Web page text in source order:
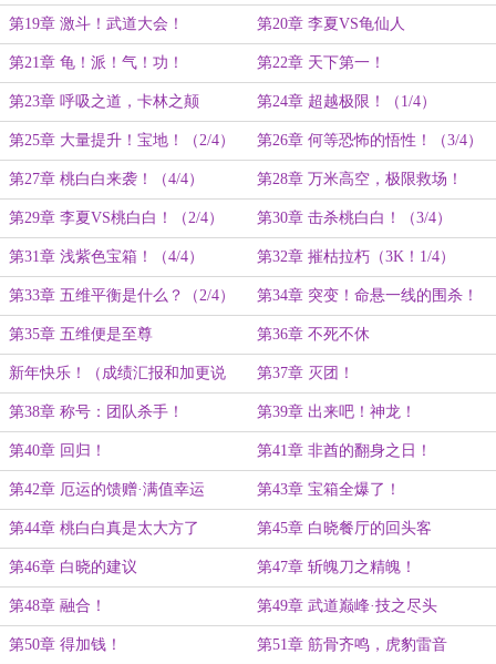
第19章 激斗！武道大会！ 第20章 李夏VS龟仙人
第21章 龟！派！气！功！ 第22章 天下第一！
第23章 呼吸之道，卡林之颠 第24章 超越极限！（1/4）
第25章 大量提升！宝地！（2/4） 第26章 何等恐怖的悟性！（3/4）
第27章 桃白白来袭！（4/4） 第28章 万米高空，极限救场！
（1/4）
第29章 李夏VS桃白白！（2/4） 第30章 击杀桃白白！（3/4）
第31章 浅紫色宝箱！（4/4） 第32章 摧枯拉朽（3K！1/4）
第33章 五维平衡是什么？（2/4） 第34章 突变！命悬一线的围杀！
第35章 五维便是至尊 第36章 不死不休
新年快乐！（成绩汇报和加更说
明）
第37章 灭团！
第38章 称号：团队杀手！ 第39章 出来吧！神龙！
第40章 回归！ 第41章 非酋的翻身之日！
第42章 厄运的馈赠·满值幸运 第43章 宝箱全爆了！
第44章 桃白白真是太大方了 第45章 白晓餐厅的回头客
第46章 白晓的建议 第47章 斩魄刀之精魄！
第48章 融合！ 第49章 武道巅峰·技之尽头
第50章 得加钱！ 第51章 筋骨齐鸣，虎豹雷音